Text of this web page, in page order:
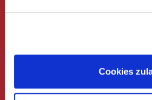
Cookies